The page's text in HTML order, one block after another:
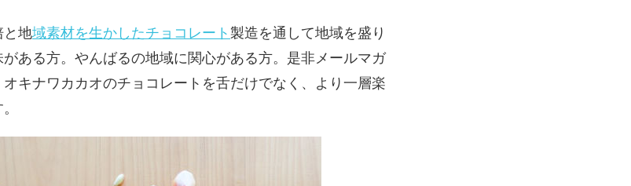
と地域素材を生かしたチョコレート 製造を通して地域を盛り
ある方。やんばるの地域に関心がある方。是非メールマガ
キナワカカオのチョコレートを舌だけでなく、より一層楽